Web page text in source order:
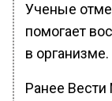
Ученые
помогает
в организме.
Ранее Вести